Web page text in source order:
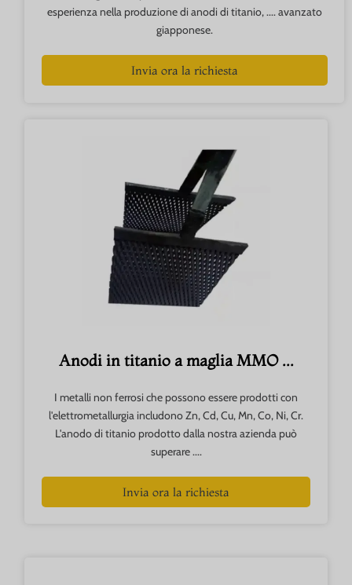
esperienza nella produzione di anodi di titanio, .... avanzato
giapponese.
Invia ora la richiesta
Anodi in titanio a maglia MMO ...
I metalli non ferrosi che possono essere prodotti con
l'elettrometallurgia includono Zn, Cd, Cu, Mn, Co, Ni, Cr.
L'anodo di titanio prodotto dalla nostra azienda può
superare ....
Invia ora la richiesta